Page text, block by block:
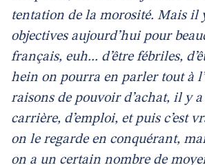
tentation de la morosité. Mais il
objectives aujourd’hui pour
français, euh... d’être fébriles,
hein on pourra en parler tout à
raisons de pouvoir d’achat, il y a
carrière, d’emploi, et puis c’est
on le regarde en conquérant,
on a un certain nombre de